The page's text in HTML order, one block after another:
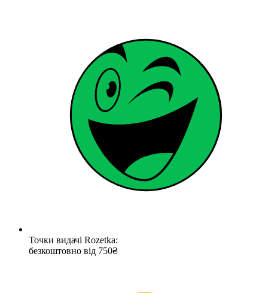
Точки видачі Rozetka:
безкоштовно від 750₴